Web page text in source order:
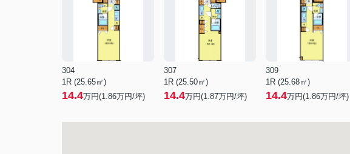
304
1R (25.65㎡)
14.4万円(1.86万円/坪)
307
1R (25.50㎡)
14.4万円(1.87万円/坪)
309
1R (25.68㎡)
14.4万円(1.86万円/坪)